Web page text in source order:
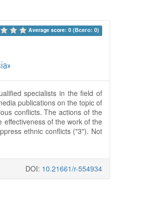
Average score: 0 (Всего: 0)
specialists in the field of
publications on the topic of
conflicts. The actions of the
of the work of the
ethnic conflicts ("3"). Not
DOI: 10.21661/r-554934